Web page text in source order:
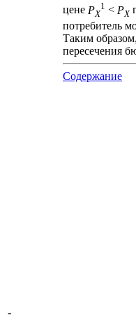
цене PX
1 < PX
потребитель
Таким
пересечения
Содержание
-